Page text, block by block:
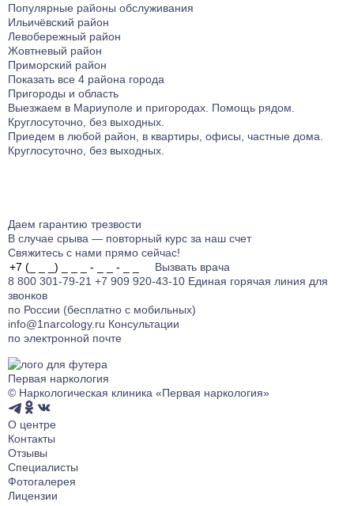
Популярные районы обслуживания
Ильичёвский район
Левобережный район
Жовтневый район
Приморский район
Показать все 4 района города
Пригороды и область
Выезжаем в Мариуполе и пригородаx. Помощь рядом.
Круглосуточно, без выходных.
Приедем в любой район, в квартиры, офисы, частные дома.
Круглосуточно, без выходных.
Даем гарантию трезвости
В случае срыва — повторный курс за наш счет
Свяжитесь с нами прямо сейчас!
Вызвать врача
8 800 301-79-21 +7 909 920-43-10 Единая горячая линия для
звонков
по России (бесплатно с мобильных)
info@1narcology.ru Консультации
по электронной почте
Первая наркология
© Наркологическая клиника «Первая наркология»
О центре
Контакты
Отзывы
Специалисты
Фотогалерея
Лицензии